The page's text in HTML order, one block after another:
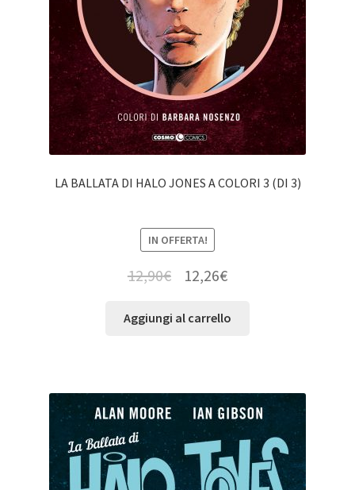
LA BALLATA DI HALO JONES A COLORI 3 (DI 3)
IN OFFERTA!
12,90€ 12,26€
Aggiungi al carrello